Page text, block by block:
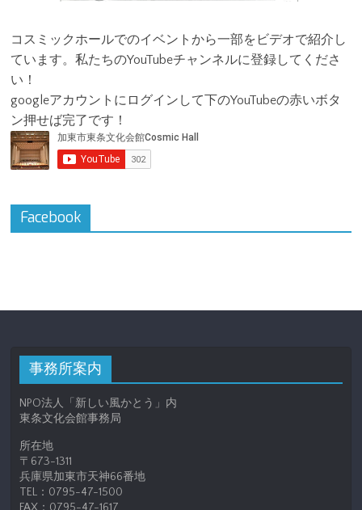
コスミックホールでのイベントから一部をビデオで紹介し
ています。私たちのYouTubeチャンネルに登録してくださ
い！
googleアカウントにログインして下のYouTubeの赤いボタ
ン押せば完了です！
Facebook
事務所案内
NPO法人「新しい風かとう」内
東条文化会館事務局
所在地
〒673-1311
兵庫県加東市天神66番地
TEL：0795-47-1500